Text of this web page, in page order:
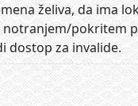
želiva, da ima
pokritem
dostop za invalide.